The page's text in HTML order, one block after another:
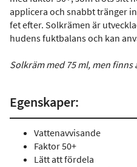
applicera och snabbt tränger
fet efter. Solkrämen är
hudens fuktbalans och kan
Solkräm med 75 ml, men finns
Egenskaper:
Vattenavvisande
Faktor 50+
Lätt att fördela